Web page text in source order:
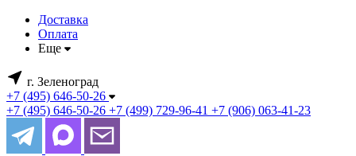
Доставка
Оплата
Еще
г. Зеленоград
+7 (495) 646-50-26
+7 (495) 646-50-26 +7 (499) 729-96-41 +7 (906) 063-41-23